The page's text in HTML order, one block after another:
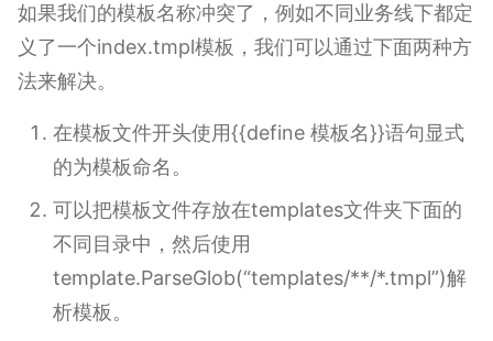
如果我们的模板名称冲突了，例如不同业务线下都定
义了一个index.tmpl模板，我们可以通过下面两种方
法来解决。
在模板文件开头使用{{define 模板名}}语句显式
的为模板命名。
可以把模板文件存放在templates文件夹下面的
不同目录中，然后使用
template.ParseGlob(“templates/**/*.tmpl”)解
析模板。